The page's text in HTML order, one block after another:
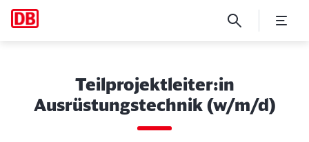
Teilprojektleiter:in
Ausrüstungstechnik (w/m/d)